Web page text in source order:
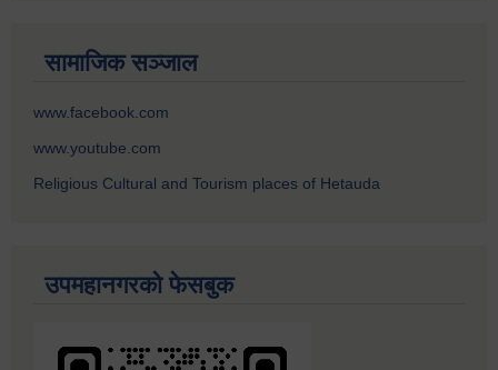
सामाजिक सञ्जाल
www.facebook.com
www.youtube.com
Religious Cultural and Tourism places of Hetauda
उपमहानगरको फेसबुक